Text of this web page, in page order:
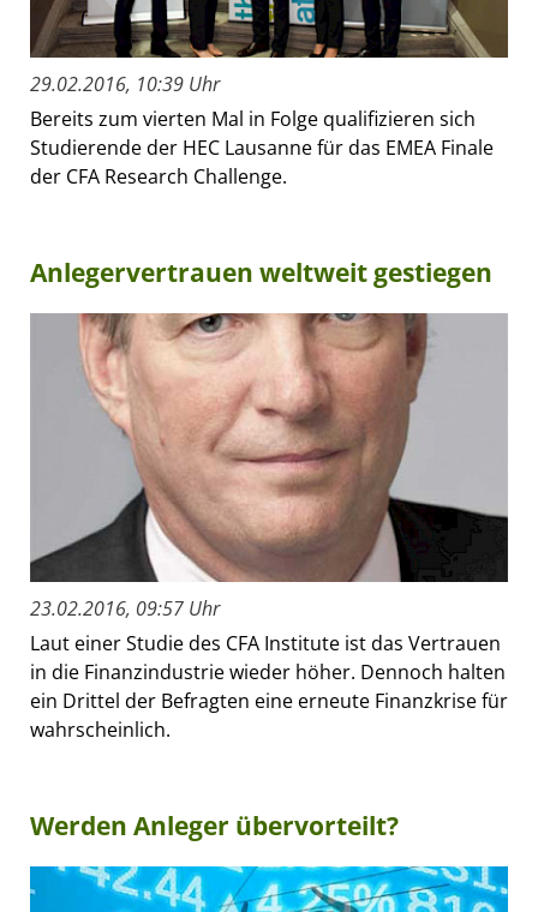
29.02.2016, 10:39 Uhr
Bereits zum vierten Mal in Folge qualifizieren sich
Studierende der HEC Lausanne für das EMEA Finale
der CFA Research Challenge.
Anlegervertrauen weltweit gestiegen
23.02.2016, 09:57 Uhr
Laut einer Studie des CFA Institute ist das Vertrauen
in die Finanzindustrie wieder höher. Dennoch halten
ein Drittel der Befragten eine erneute Finanzkrise für
wahrscheinlich.
Werden Anleger übervorteilt?